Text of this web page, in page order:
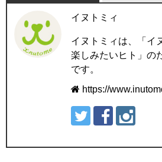
イヌトミィ
イヌトミィは、「イ
楽しみたいヒト」の
です。
https://